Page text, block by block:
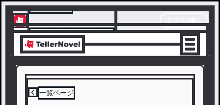
テラーノベル
アプリでサクサク楽しめる
一覧ページ